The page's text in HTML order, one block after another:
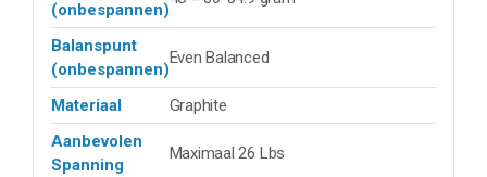
(onbespannen)
Balanspunt
(onbespannen)
Even Balanced
Materiaal
Graphite
Aanbevolen
Spanning
Maximaal 26 Lbs